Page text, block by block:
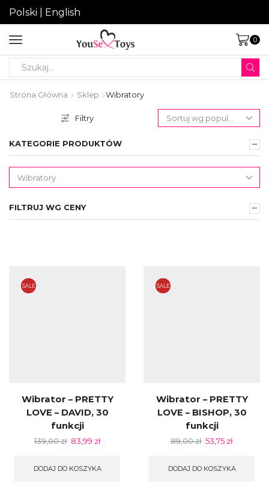
Polski English
0
Strona Główna Sklep Wibratory
Filtry
KATEGORIE PRODUKTÓW
FILTRUJ WG CENY
SALE
Wibrator – PRETTY
LOVE – DAVID, 30
funkcji
139,00zł 83,99 zł
DODAJ DO KOSZYKA
SALE
Wibrator – PRETTY
LOVE – BISHOP, 30
funkcji
89,00zł 53,75 zł
DODAJ DO KOSZYKA